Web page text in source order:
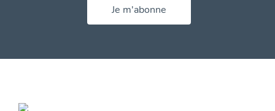
Je m'abonne